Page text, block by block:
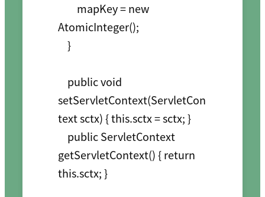
        mapKey = new
AtomicInteger();
    }
    public void
setServletContext(ServletCon
text sctx) { this.sctx = sctx; }
    public ServletContext
getServletContext() { return
this.sctx; }